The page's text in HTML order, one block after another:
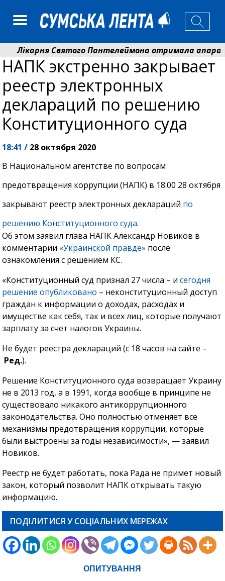
Лікарня Святого Пантелеймона отримала апарат
Артем Кобзар вручив родинам 20 полеглих Героїв
НАПК экстренно закрывает
реестр электронных
деклараций по решению
Конституционного суда
18:41 / 28 октября 2020
В Национальном агентстве по вопросам
предотвращения коррупции (НАПК) в 18:00 28 октября
закрывают реестр электронных деклараций по
решению Конституционного суда.
Об этом заявил глава НАПК Александр Новиков в
комментарии «Украинской правде» после
ознакомления с решением КС.
«Конституционный суд признал 27 числа – исегодня
решение опубликовано – неконституционный доступ
граждан к информации о доходах, расходах и
имуществе как себя, так и всех лиц, которые получают
зарплату за счет налогов Украины.
Не будет реестра деклараций (с 18 часов на сайте –
Ред.).
Решение Конституционного суда возвращает Украину
не в 2013 год, а в 1991, когда вообще в принципе не
существовало никакого антикоррупционного
законодательства. Оно полностью отменяет все
механизмы предотвращения коррупции, которые
были выстроены за годы независимости», — заявил
Новиков.
Реестр не будет работать, пока Рада не примет новый
закон, который позволит НАПК открывать такую
информацию.
ПОДІЛИТИСЯ У СОЦІАЛЬНИХ МЕРЕЖАХ
ОПИТУВАННЯ